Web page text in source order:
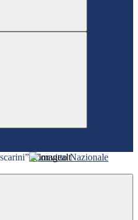
Convitto Nazionale